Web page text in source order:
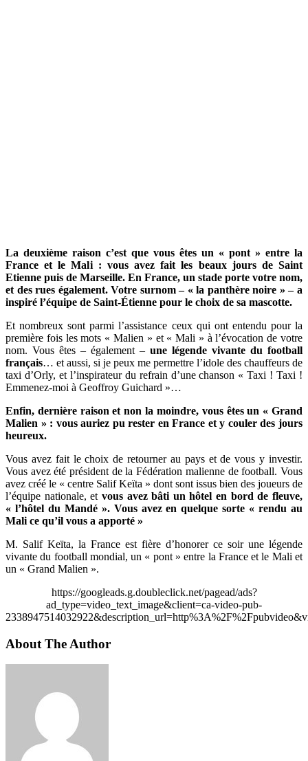
La deuxième raison c’est que vous êtes un « pont » entre la
France et le Mali : vous avez fait les beaux jours de Saint
Etienne puis de Marseille. En France, un stade porte votre nom,
et des rues également. Votre surnom – « la panthère noire » – a
inspiré l’équipe de Saint-Étienne pour le choix de sa mascotte.
Et nombreux sont parmi l’assistance ceux qui ont entendu pour la
première fois les mots « Malien » et « Mali » à l’évocation de votre
nom. Vous êtes – également – une légende vivante du football
français… et aussi, si je peux me permettre l’idole des chauffeurs de
taxi d’Orly, et l’inspirateur du refrain d’une chanson « Taxi ! Taxi !
Emmenez-moi à Geoffroy Guichard »…
Enfin, dernière raison et non la moindre, vous êtes un « Grand
Malien » : vous auriez pu rester en France et y couler des jours
heureux.
Vous avez fait le choix de retourner au pays et de vous y investir.
Vous avez été président de la Fédération malienne de football. Vous
avez créé le « centre Salif Keïta » dont sont issus bien des joueurs de
l’équipe nationale, et vous avez bâti un hôtel en bord de fleuve,
« l’hôtel du Mandé ». Vous avez en quelque sorte « rendu au
Mali ce qu’il vous a apporté »
M. Salif Keïta, la France est fière d’honorer ce soir une légende
vivante du football mondial, un « pont » entre la France et le Mali et
un « Grand Malien ».
https://googleads.g.doubleclick.net/pagead/ads?
ad_type=video_text_image&client=ca-video-pub-
About The Author